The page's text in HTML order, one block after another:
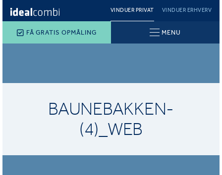
VINDUER PRIVAT VINDUER ERHVERV
FÅ GRATIS OPMÅLING MENU
BAUNEBAKKEN-
(4)_WEB